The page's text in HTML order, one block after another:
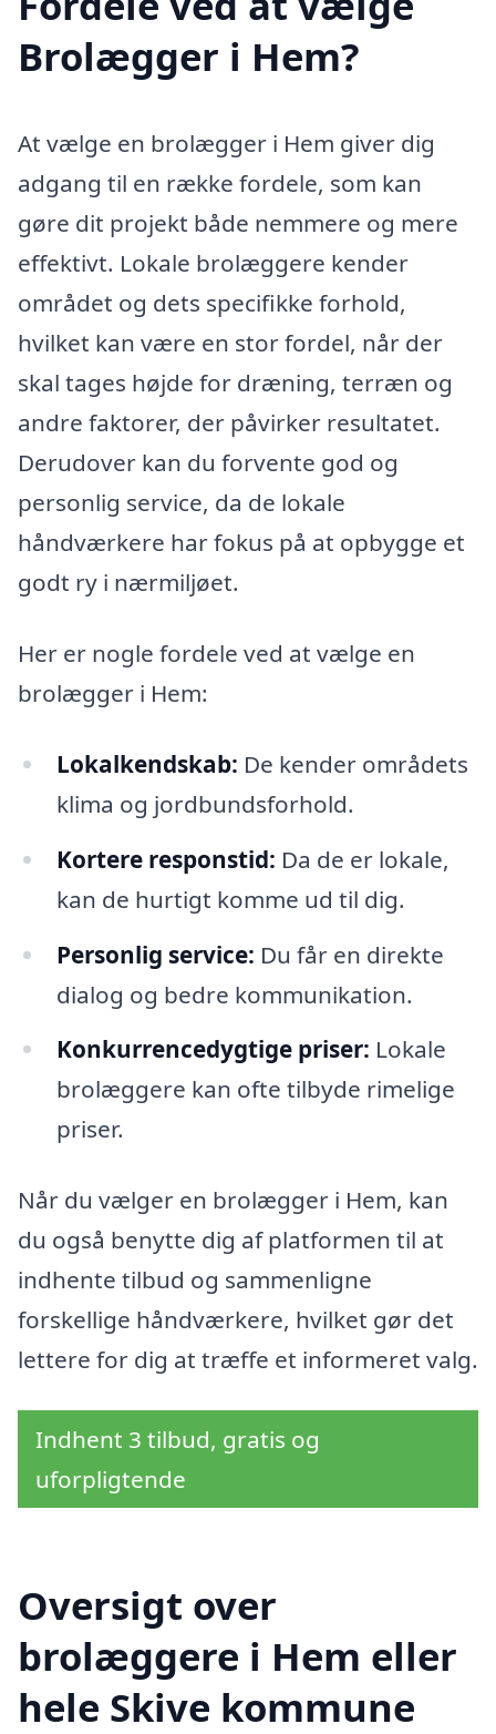
Brolægger i Hem?
At vælge en brolægger i Hem giver dig
adgang til en række fordele, som kan
gøre dit projekt både nemmere og mere
effektivt. Lokale brolæggere kender
området og dets specifikke forhold,
hvilket kan være en stor fordel, når der
skal tages højde for dræning, terræn og
andre faktorer, der påvirker resultatet.
Derudover kan du forvente god og
personlig service, da de lokale
håndværkere har fokus på at opbygge et
godt ry i nærmiljøet.
Her er nogle fordele ved at vælge en
brolægger i Hem:
Lokalkendskab: De kender områdets
klima og jordbundsforhold.
Kortere responstid: Da de er lokale,
kan de hurtigt komme ud til dig.
Personlig service: Du får en direkte
dialog og bedre kommunikation.
Konkurrencedygtige priser: Lokale
brolæggere kan ofte tilbyde rimelige
priser.
Når du vælger en brolægger i Hem, kan
du også benytte dig af platformen til at
indhente tilbud og sammenligne
forskellige håndværkere, hvilket gør det
lettere for dig at træffe et informeret valg.
Indhent 3 tilbud, gratis og
uforpligtende
Oversigt over
brolæggere i Hem eller
hele Skive kommune